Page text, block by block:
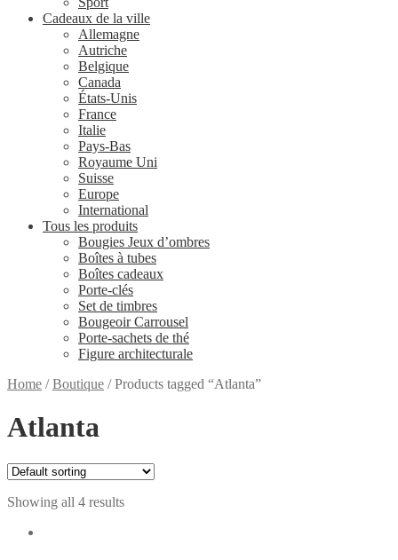
Cadeaux de la ville
Allemagne
Autriche
Belgique
Canada
États-Unis
France
Italie
Pays-Bas
Royaume Uni
Suisse
Europe
International
Tous les produits
Bougies Jeux d’ombres
Boîtes à tubes
Boîtes cadeaux
Porte-clés
Set de timbres
Bougeoir Carrousel
Porte-sachets de thé
Figure architecturale
Home /Boutique /Products tagged “Atlanta”
Atlanta
Showing all 4 results